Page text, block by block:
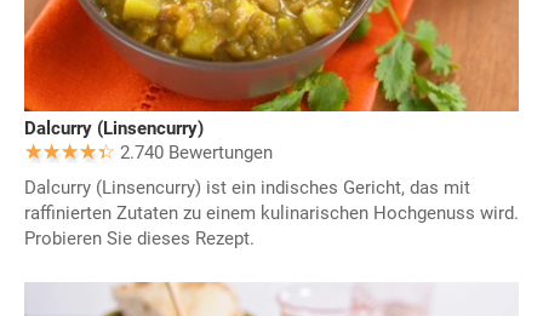
Dalcurry (Linsencurry)
2.740 Bewertungen
Dalcurry (Linsencurry) ist ein indisches Gericht, das mit
raffinierten Zutaten zu einem kulinarischen Hochgenuss wird.
Probieren Sie dieses Rezept.